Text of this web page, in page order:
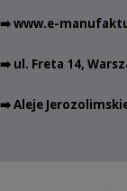
➡️www.e-
➡️ ul. Freta 14,
➡️ Aleje